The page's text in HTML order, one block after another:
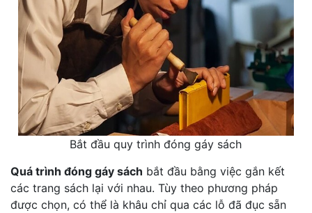
Bắt đầu quy trình đóng gáy sách
Quá trình đóng gáy sách bắt đầu bằng việc gắn kết
các trang sách lại với nhau. Tùy theo phương pháp
được chọn, có thể là khâu chỉ qua các lỗ đã đục sẵn